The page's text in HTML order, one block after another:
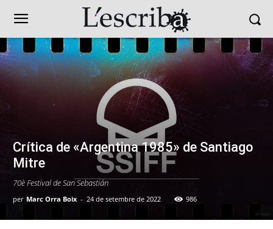
Crítica de «Argentina 1985» de Santiago
Mitre
70è Festival de San Sebastián
per Marc Orra Boix - 24 de setembre de 2022 986